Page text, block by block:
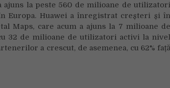
ajuns la peste 560 de milioane de utilizatori
Europa. Huawei a înregistrat creșteri și în
Maps, care acum a ajuns la 7 milioane de
32 de milioane de utilizatori activi la nivel
a crescut, de asemenea, cu 62% față